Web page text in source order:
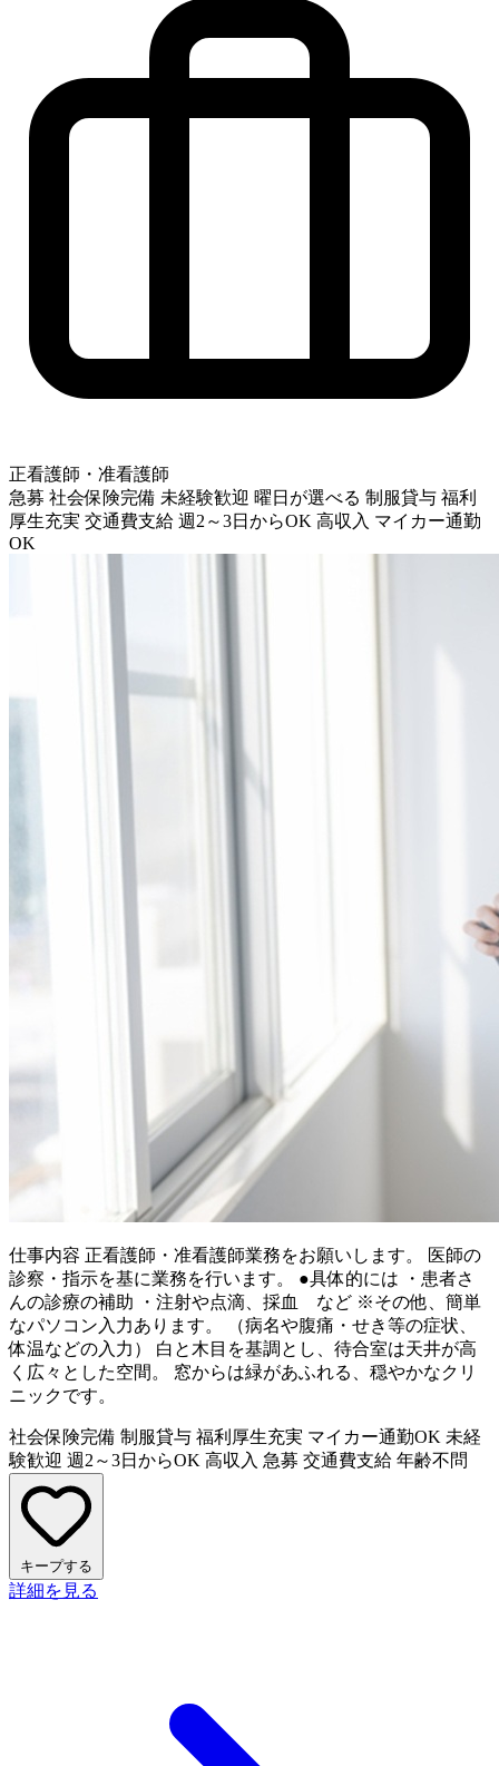
正看護師・准看護師
急募 社会保険完備 未経験歓迎 曜日が選べる 制服貸与 福利
厚生充実 交通費支給 週2～3日からOK 高収入 マイカー通勤
OK
仕事内容 正看護師・准看護師業務をお願いします。 医師の
診察・指示を基に業務を行います。 ●具体的には ・患者さ
んの診療の補助 ・注射や点滴、採血 など ※その他、簡単
なパソコン入力あります。 （病名や腹痛・せき等の症状、
体温などの入力） 白と木目を基調とし、待合室は天井が高
く広々とした空間。 窓からは緑があふれる、穏やかなクリ
ニックです。
社会保険完備 制服貸与 福利厚生充実 マイカー通勤OK 未経
験歓迎 週2～3日からOK 高収入 急募 交通費支給 年齢不問
キープする
詳細を見る